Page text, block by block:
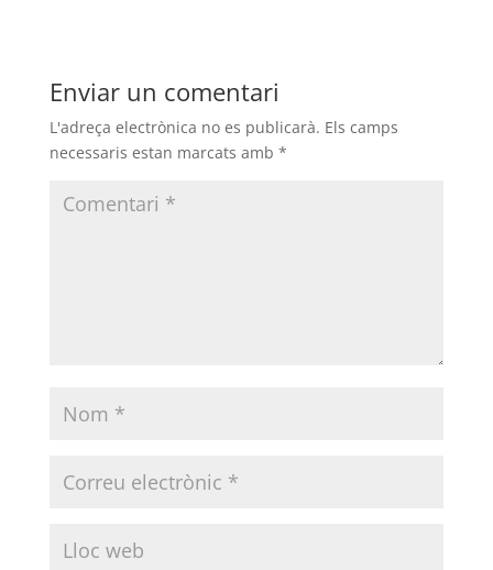
Enviar un comentari
L'adreça electrònica no es publicarà. Els camps
necessaris estan marcats amb *